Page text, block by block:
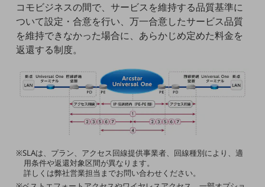
ネットワーク・モバイル
クラウド・データセンター
電話・映像コミュニケーション
セキュリティ
データ利活用
コモビジネスの間で、サービスを維持する品質基準に
ついて設定・合意を行い、万一合意したサービス品質
を維持できなかった場合に、あらかじめ定めた料金を
返還する制度。
※SLAは、プラン、アクセス回線提供事業者、回線種別により、適
用条件や返還対象区間が異なります。
詳しくは弊社営業担当までお問い合わせください。